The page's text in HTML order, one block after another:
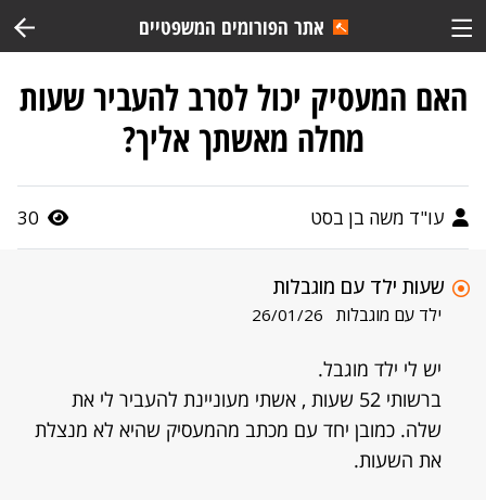
אתר הפורומים המשפטיים
האם המעסיק יכול לסרב להעביר שעות
מחלה מאשתך אליך?
עו"ד משה בן בסט 30
שעות ילד עם מוגבלות
ילד עם מוגבלות 26/01/26
יש לי ילד מוגבל.
ברשותי 52 שעות , אשתי מעוניינת להעביר לי את
שלה. כמובן יחד עם מכתב מהמעסיק שהיא לא מנצלת
את השעות.